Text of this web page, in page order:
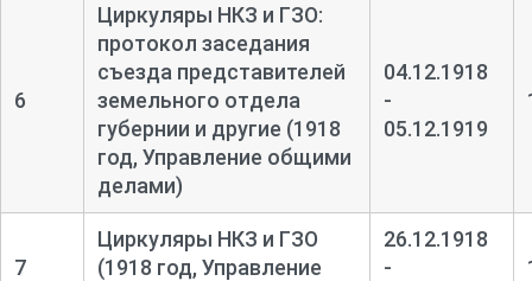
6
Циркуляры НКЗ и ГЗО:
протокол заседания
съезда представителей
земельного отдела
губернии и другие (1918
год, Управление общими
делами)
04.12.1918
-
05.12.1919
7
Циркуляры НКЗ и ГЗО
(1918 год, Управление
26.12.1918
-